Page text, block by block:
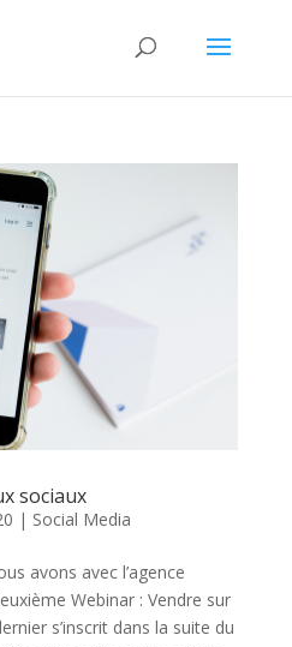
sociaux
| Social Media
avons avec l’agence
Webinar : Vendre sur
s’inscrit dans la suite du